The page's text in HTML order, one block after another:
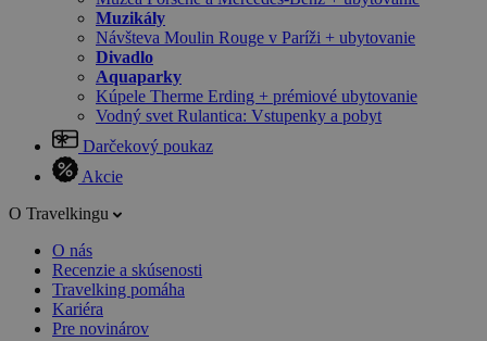
Muzikály
Návšteva Moulin Rouge v Paríži + ubytovanie
Divadlo
Aquaparky
Kúpele Therme Erding + prémiové ubytovanie
Vodný svet Rulantica: Vstupenky a pobyt
Darčekový poukaz
Akcie
O Travelkingu
O nás
Recenzie a skúsenosti
Travelking pomáha
Kariéra
Pre novinárov